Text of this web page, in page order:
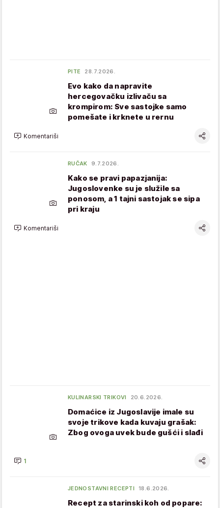
PITE 28.7.2026.
Evo kako da napravite
hercegovačku izlivaču sa
krompirom: Sve sastojke samo
pomešate i krknete u rernu
Komentariši
RUČAK 9.7.2026.
Kako se pravi papazjanija:
Jugoslovenke su je služile sa
ponosom, a 1 tajni sastojak se sipa
pri kraju
Komentariši
KULINARSKI TRIKOVI 20.6.2026.
Domaćice iz Jugoslavije imale su
svoje trikove kada kuvaju grašak:
Zbog ovoga uvek bude gušći i slađi
1
JEDNOSTAVNI RECEPTI 18.6.2026.
Recept za starinski koh od popare: